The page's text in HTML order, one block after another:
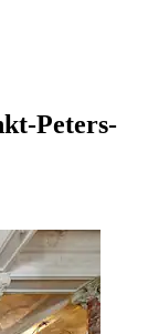
Peters-